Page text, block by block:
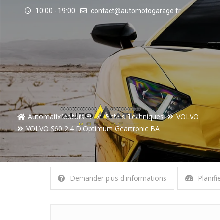
10:00 - 19:00 contact@automotogarage.fr
AutomatixMotors.fr Fiches Techniques
VOLVO
VOLVO S60 2.4 D Optimum Geartronic BA
Demander plus d'informations